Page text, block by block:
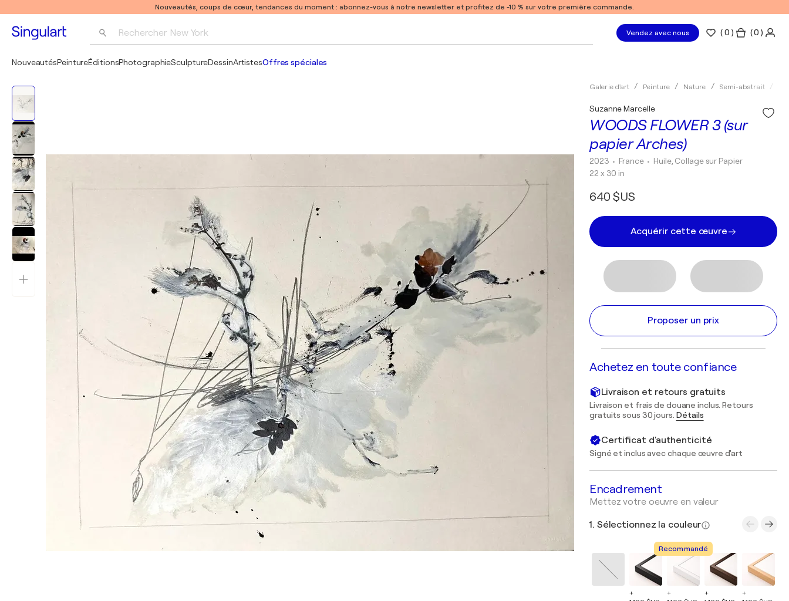
Nouveautés, coups de cœur, tendances du moment : abonnez-vous à notre newsletter et profitez de -10 % sur votre première commande.
Rechercher New York Vendez avec nous (0 ) ( 0 )
NouveautésPeintureÉditionsPhotographieSculptureDessinArtistesOffres spéciales
Galerie d'art Peinture Nature Semi-abstrait
WOODS FLOWER 3 (sur
papier Arches)
Suzanne Marcelle
2023 • France • Huile, Collage sur Papier
22 x 30 in
640 $US
Acquérir cette œuvre
Proposer un prix
Achetez en toute confiance
Livraison et retours gratuits
Livraison et frais de douane inclus. Retours
gratuits sous 30 jours. Détails
Certificat d'authenticité
Signé et inclus avec chaque œuvre d'art
Encadrement
Mettez votre oeuvre en valeur
1. Sélectionnez la couleur
+
Recommandé
+
+
+